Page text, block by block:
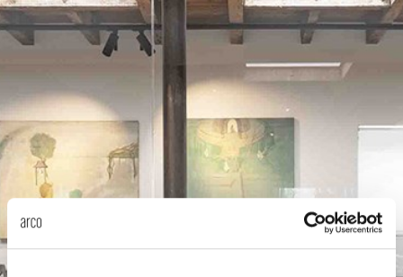
ovale
vision
sessel
cm13/
cm15
cm21
Kollektion
uli
raw
Über Arco